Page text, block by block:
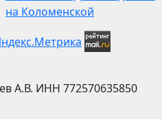
на Коломенской
А.В. ИНН 772570635850